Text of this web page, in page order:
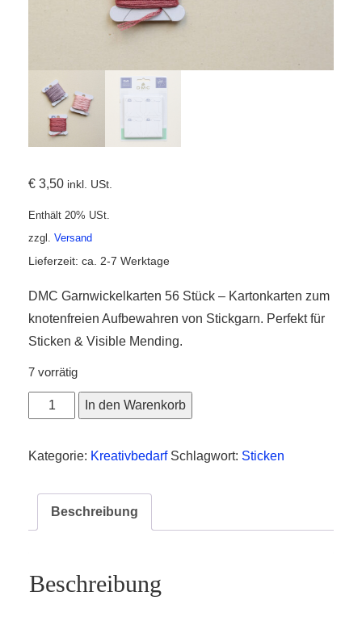
€ 3,50 inkl. USt.
Enthält 20% USt.
zzgl. Versand
Lieferzeit: ca. 2-7 Werktage
DMC Garnwickelkarten 56 Stück – Kartonkarten zum
knotenfreien Aufbewahren von Stickgarn. Perfekt für
Sticken & Visible Mending.
7 vorrätig
DMC
Menge
In den Warenkorb
Kategorie: Kreativbedarf Schlagwort: Sticken
Beschreibung
Beschreibung